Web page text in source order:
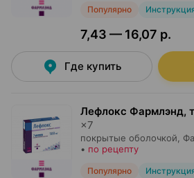
Популярно
7,43 — 16,07 р.
Где купить
Лефлокс Фармлэнд,
×7
покрытые оболочкой,
• по рецепту
Популярно